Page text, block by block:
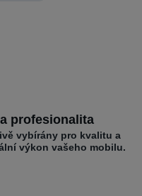
profesionalita
vybírány pro kvalitu a
výkon vašeho mobilu.